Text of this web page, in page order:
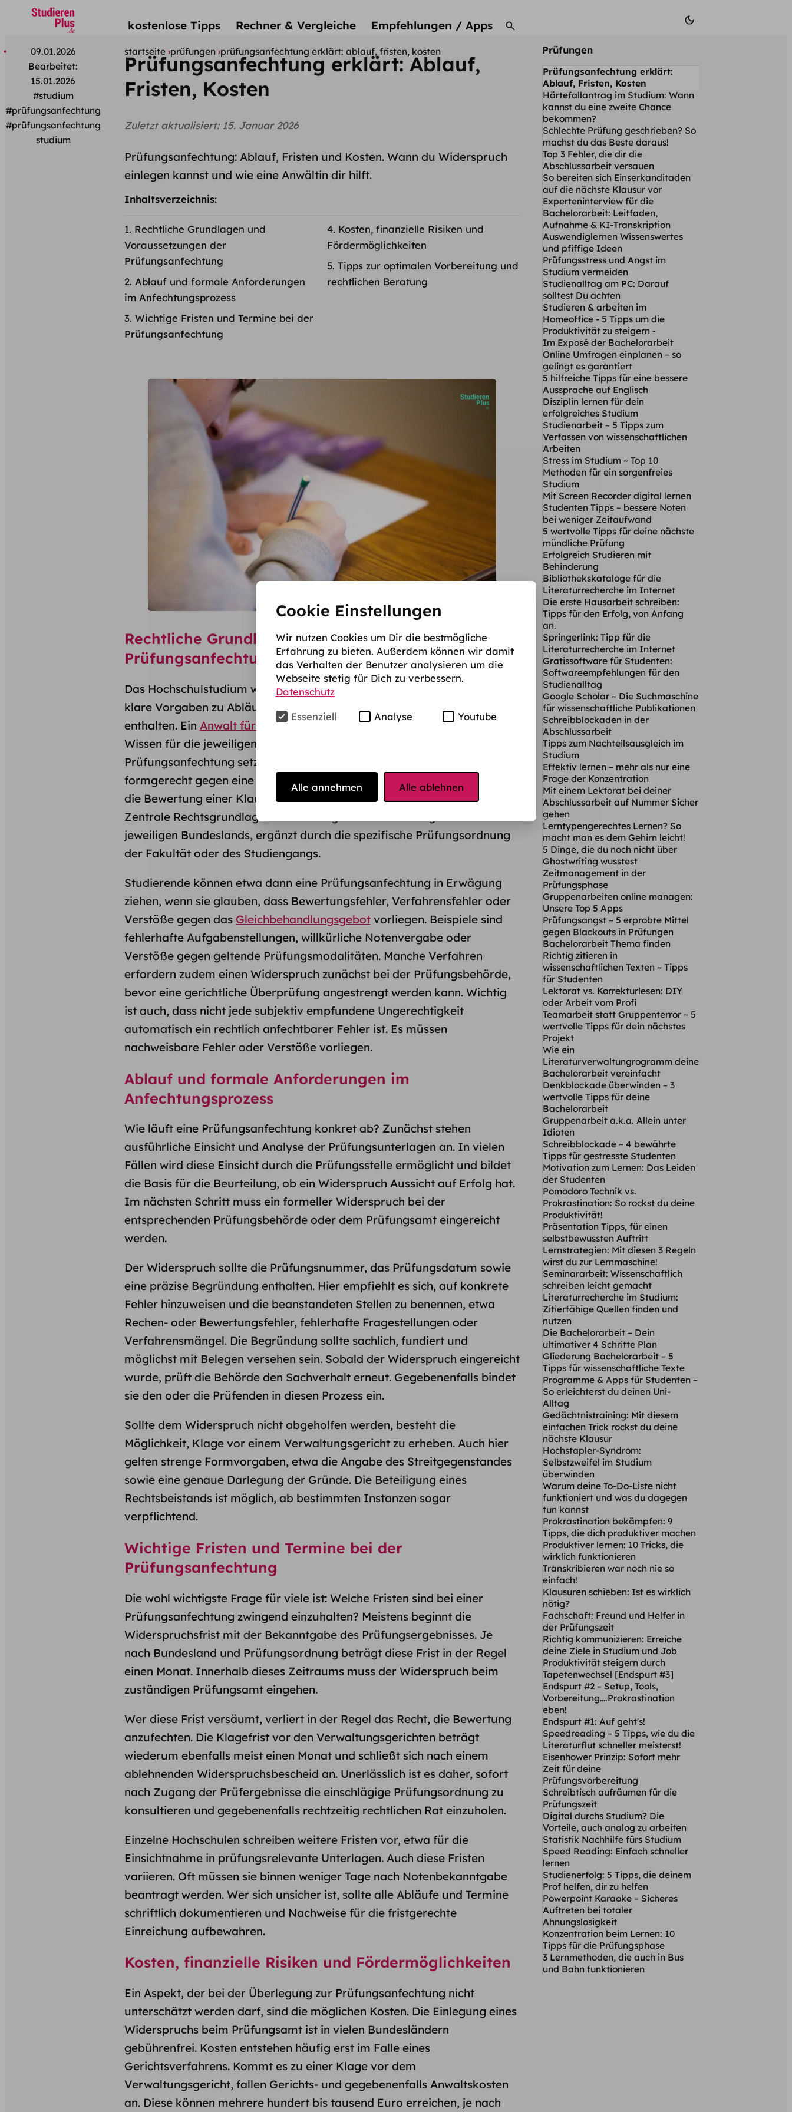
kostenlose Tipps Rechner & Vergleiche Empfehlungen / Apps
startseite prüfungen prüfungsanfechtung erklärt: ablauf, fristen, kosten
09.01.2026
Bearbeitet:
15.01.2026
#studium
#prüfungsanfechtung
#prüfungsanfechtung
studium
Prüfungsanfechtung erklärt: Ablauf,
Fristen, Kosten
Zuletzt aktualisiert: 15. Januar 2026
Prüfungsanfechtung: Ablauf, Fristen und Kosten. Wann du Widerspruch
einlegen kannst und wie eine Anwältin dir hilft.
Inhaltsverzeichnis:
Rechtliche Grundlagen und
Voraussetzungen der
Prüfungsanfechtung
Ablauf und formale Anforderungen
im Anfechtungsprozess
Wichtige Fristen und Termine bei der
Prüfungsanfechtung
Kosten, finanzielle Risiken und
Fördermöglichkeiten
Tipps zur optimalen Vorbereitung und
rechtlichen Beratung
Rechtliche Grundlagen und Voraussetzungen der
Prüfungsanfechtung
Das Hochschulstudium wird durch Prüfungsordnungen geregelt, die
klare Vorgaben zu Abläufen, Bewertungskriterien und Rechtsmitteln
enthalten. Ein Anwalt für Prüfungsanfechtungkann dabei spezialisiertes
Wissen für die jeweiligen rechtlichen Unterstützungsbedarfe bieten. Eine
Prüfungsanfechtung setzt daher immer voraus, dass Studierende
formgerecht gegen eine Prüfungsentscheidung vorgehen, etwa gegen
die Bewertung einer Klausur, Abschlussarbeit oder mündlichen Prüfung.
Zentrale Rechtsgrundlage ist in der Regel das Hochschulgesetz des
jeweiligen Bundeslands, ergänzt durch die spezifische Prüfungsordnung
der Fakultät oder des Studiengangs.
Studierende können etwa dann eine Prüfungsanfechtung in Erwägung
ziehen, wenn sie glauben, dass Bewertungsfehler, Verfahrensfehler oder
Verstöße gegen das Gleichbehandlungsgebotvorliegen. Beispiele sind
fehlerhafte Aufgabenstellungen, willkürliche Notenvergabe oder
Verstöße gegen geltende Prüfungsmodalitäten. Manche Verfahren
erfordern zudem einen Widerspruch zunächst bei der Prüfungsbehörde,
bevor eine gerichtliche Überprüfung angestrengt werden kann. Wichtig
ist auch, dass nicht jede subjektiv empfundene Ungerechtigkeit
automatisch ein rechtlich anfechtbarer Fehler ist. Es müssen
nachweisbare Fehler oder Verstöße vorliegen.
Ablauf und formale Anforderungen im
Anfechtungsprozess
Wie läuft eine Prüfungsanfechtung konkret ab? Zunächst stehen
ausführliche Einsicht und Analyse der Prüfungsunterlagen an. In vielen
Fällen wird diese Einsicht durch die Prüfungsstelle ermöglicht und bildet
die Basis für die Beurteilung, ob ein Widerspruch Aussicht auf Erfolg hat.
Im nächsten Schritt muss ein formeller Widerspruch bei der
entsprechenden Prüfungsbehörde oder dem Prüfungsamt eingereicht
werden.
Der Widerspruch sollte die Prüfungsnummer, das Prüfungsdatum sowie
eine präzise Begründung enthalten. Hier empfiehlt es sich, auf konkrete
Fehler hinzuweisen und die beanstandeten Stellen zu benennen, etwa
Rechen- oder Bewertungsfehler, fehlerhafte Fragestellungen oder
Verfahrensmängel. Die Begründung sollte sachlich, fundiert und
möglichst mit Belegen versehen sein. Sobald der Widerspruch eingereicht
wurde, prüft die Behörde den Sachverhalt erneut. Gegebenenfalls bindet
sie den oder die Prüfenden in diesen Prozess ein.
Sollte dem Widerspruch nicht abgeholfen werden, besteht die
Möglichkeit, Klage vor einem Verwaltungsgericht zu erheben. Auch hier
gelten strenge Formvorgaben, etwa die Angabe des Streitgegenstandes
sowie eine genaue Darlegung der Gründe. Die Beteiligung eines
Rechtsbeistands ist möglich, ab bestimmten Instanzen sogar
verpflichtend.
Wichtige Fristen und Termine bei der
Prüfungsanfechtung
Die wohl wichtigste Frage für viele ist: Welche Fristen sind bei einer
Prüfungsanfechtung zwingend einzuhalten? Meistens beginnt die
Widerspruchsfrist mit der Bekanntgabe des Prüfungsergebnisses. Je
nach Bundesland und Prüfungsordnung beträgt diese Frist in der Regel
einen Monat. Innerhalb dieses Zeitraums muss der Widerspruch beim
zuständigen Prüfungsamt eingehen.
Wer diese Frist versäumt, verliert in der Regel das Recht, die Bewertung
anzufechten. Die Klagefrist vor den Verwaltungsgerichten beträgt
wiederum ebenfalls meist einen Monat und schließt sich nach einem
ablehnenden Widerspruchsbescheid an. Unerlässlich ist es daher, sofort
nach Zugang der Prüfergebnisse die einschlägige Prüfungsordnung zu
konsultieren und gegebenenfalls rechtzeitig rechtlichen Rat einzuholen.
Einzelne Hochschulen schreiben weitere Fristen vor, etwa für die
Einsichtnahme in prüfungsrelevante Unterlagen. Auch diese Fristen
variieren. Oft müssen sie binnen weniger Tage nach Notenbekanntgabe
beantragt werden. Wer sich unsicher ist, sollte alle Abläufe und Termine
schriftlich dokumentieren und Nachweise für die fristgerechte
Einreichung aufbewahren.
Kosten, finanzielle Risiken und Fördermöglichkeiten
Ein Aspekt, der bei der Überlegung zur Prüfungsanfechtung nicht
unterschätzt werden darf, sind die möglichen Kosten. Die Einlegung eines
Widerspruchs beim Prüfungsamt ist in vielen Bundesländern
gebührenfrei. Kosten entstehen häufig erst im Falle eines
Gerichtsverfahrens. Kommt es zu einer Klage vor dem
Verwaltungsgericht, fallen Gerichts- und gegebenenfalls Anwaltskosten
an. Diese können mehrere hundert bis tausend Euro erreichen, je nach
Prüfungen
Prüfungsanfechtung erklärt:
Ablauf, Fristen, Kosten
Härtefallantrag im Studium: Wann
kannst du eine zweite Chance
bekommen?
Schlechte Prüfung geschrieben? So
machst du das Beste daraus!
Top 3 Fehler, die dir die
Abschlussarbeit versauen
So bereiten sich Einserkanditaden
auf die nächste Klausur vor
Experteninterview für die
Bachelorarbeit: Leitfaden,
Aufnahme & KI-Transkription
Auswendiglernen Wissenswertes
und pfiffige Ideen
Prüfungsstress und Angst im
Studium vermeiden
Studienalltag am PC: Darauf
solltest Du achten
Studieren & arbeiten im
Homeoffice - 5 Tipps um die
Produktivität zu steigern -
Im Exposé der Bachelorarbeit
Online Umfragen einplanen – so
gelingt es garantiert
5 hilfreiche Tipps für eine bessere
Aussprache auf Englisch
Disziplin lernen für dein
erfolgreiches Studium
Studienarbeit ~ 5 Tipps zum
Verfassen von wissenschaftlichen
Arbeiten
Stress im Studium ~ Top 10
Methoden für ein sorgenfreies
Studium
Mit Screen Recorder digital lernen
Studenten Tipps ~ bessere Noten
bei weniger Zeitaufwand
5 wertvolle Tipps für deine nächste
mündliche Prüfung
Erfolgreich Studieren mit
Behinderung
Bibliothekskataloge für die
Literaturrecherche im Internet
Die erste Hausarbeit schreiben:
Tipps für den Erfolg, von Anfang
an.
Springerlink: Tipp für die
Literaturrecherche im Internet
Gratissoftware für Studenten:
Softwareempfehlungen für den
Studienalltag
Google Scholar ~ Die Suchmaschine
für wissenschaftliche Publikationen
Schreibblockaden in der
Abschlussarbeit
Tipps zum Nachteilsausgleich im
Studium
Effektiv lernen – mehr als nur eine
Frage der Konzentration
Mit einem Lektorat bei deiner
Abschlussarbeit auf Nummer Sicher
gehen
Lerntypengerechtes Lernen? So
macht man es dem Gehirn leicht!
5 Dinge, die du noch nicht über
Ghostwriting wusstest
Zeitmanagement in der
Prüfungsphase
Gruppenarbeiten online managen:
Unsere Top 5 Apps
Prüfungsangst ~ 5 erprobte Mittel
gegen Blackouts in Prüfungen
Bachelorarbeit Thema finden
Richtig zitieren in
wissenschaftlichen Texten ~ Tipps
für Studenten
Lektorat vs. Korrekturlesen: DIY
oder Arbeit vom Profi
Teamarbeit statt Gruppenterror ~ 5
wertvolle Tipps für dein nächstes
Projekt
Wie ein
Literaturverwaltungrogramm deine
Bachelorarbeit vereinfacht
Denkblockade überwinden ~ 3
wertvolle Tipps für deine
Bachelorarbeit
Gruppenarbeit a.k.a. Allein unter
Idioten
Schreibblockade ~ 4 bewährte
Tipps für gestresste Studenten
Motivation zum Lernen: Das Leiden
der Studenten
Pomodoro Technik vs.
Prokrastination: So rockst du deine
Produktivität!
Präsentation Tipps, für einen
selbstbewussten Auftritt
Lernstrategien: Mit diesen 3 Regeln
wirst du zur Lernmaschine!
Seminararbeit: Wissenschaftlich
schreiben leicht gemacht
Literaturrecherche im Studium:
Zitierfähige Quellen finden und
nutzen
Die Bachelorarbeit – Dein
ultimativer 4 Schritte Plan
Gliederung Bachelorarbeit – 5
Tipps für wissenschaftliche Texte
Programme & Apps für Studenten ~
So erleichterst du deinen Uni-
Alltag
Gedächtnistraining: Mit diesem
einfachen Trick rockst du deine
nächste Klausur
Hochstapler-Syndrom:
Selbstzweifel im Studium
überwinden
Warum deine To-Do-Liste nicht
funktioniert und was du dagegen
tun kannst
Prokrastination bekämpfen: 9
Tipps, die dich produktiver machen
Produktiver lernen: 10 Tricks, die
wirklich funktionieren
Transkribieren war noch nie so
einfach!
Klausuren schieben: Ist es wirklich
nötig?
Fachschaft: Freund und Helfer in
der Prüfungszeit
Richtig kommunizieren: Erreiche
deine Ziele in Studium und Job
Produktivität steigern durch
Tapetenwechsel [Endspurt #3]
Endspurt #2 – Setup, Tools,
Vorbereitung….Prokrastination
eben!
Endspurt #1: Auf geht's!
Speedreading – 5 Tipps, wie du die
Literaturflut schneller meisterst!
Eisenhower Prinzip: Sofort mehr
Zeit für deine
Prüfungsvorbereitung
Schreibtisch aufräumen für die
Prüfungszeit
Digital durchs Studium? Die
Vorteile, auch analog zu arbeiten
Statistik Nachhilfe fürs Studium
Speed Reading: Einfach schneller
lernen
Studienerfolg: 5 Tipps, die deinem
Prof helfen, dir zu helfen
Powerpoint Karaoke – Sicheres
Auftreten bei totaler
Ahnungslosigkeit
Konzentration beim Lernen: 10
Tipps für die Prüfungsphase
3 Lernmethoden, die auch in Bus
und Bahn funktionieren
Cookie Einstellungen
Wir nutzen Cookies um Dir die bestmögliche
Erfahrung zu bieten. Außerdem können wir damit
das Verhalten der Benutzer analysieren um die
Webseite stetig für Dich zu verbessern.
Datenschutz
Essenziell
Analyse Youtube
Alle annehmen Alle ablehnen